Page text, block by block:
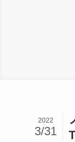
2022
3/31